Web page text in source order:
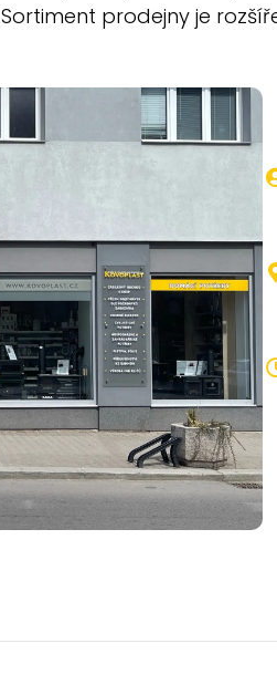
Sortiment prodejny je